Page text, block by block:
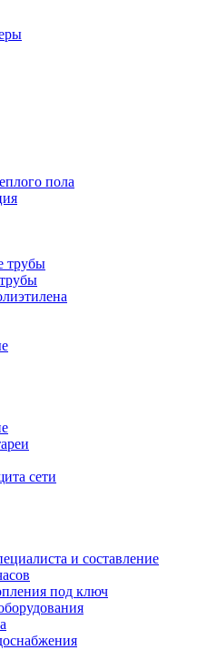
пола
трубы
сети
и составление
под ключ